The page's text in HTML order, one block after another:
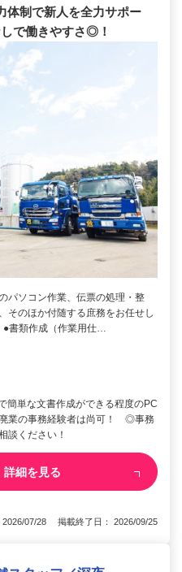
体制で新人を全力サポー
で働きやすさ◎！
パソコン作業、伝票の処理・整
そのほか付随する庶務をお任せし
●書類作成（作業用仕…
簡単な文書作成ができる程度のPC
業の事務経験者は尚可！ ◎事務
談ください！
詳細を見る
2026/07/28 掲載終了日： 2026/09/25